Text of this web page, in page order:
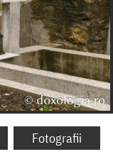
Fotografii